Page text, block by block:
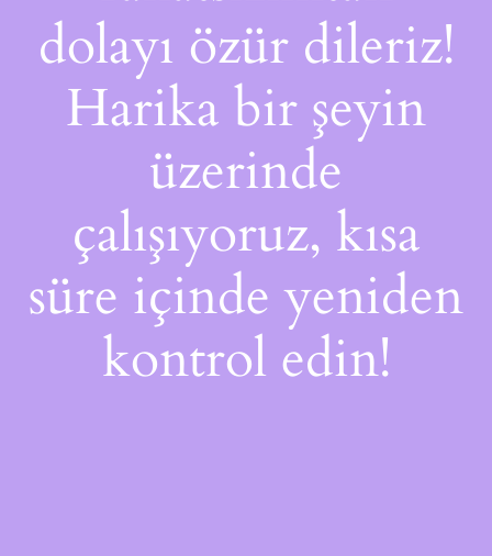
dolayı özür dileriz!
Harika bir şeyin
üzerinde
çalışıyoruz, kısa
süre içinde yeniden
kontrol edin!